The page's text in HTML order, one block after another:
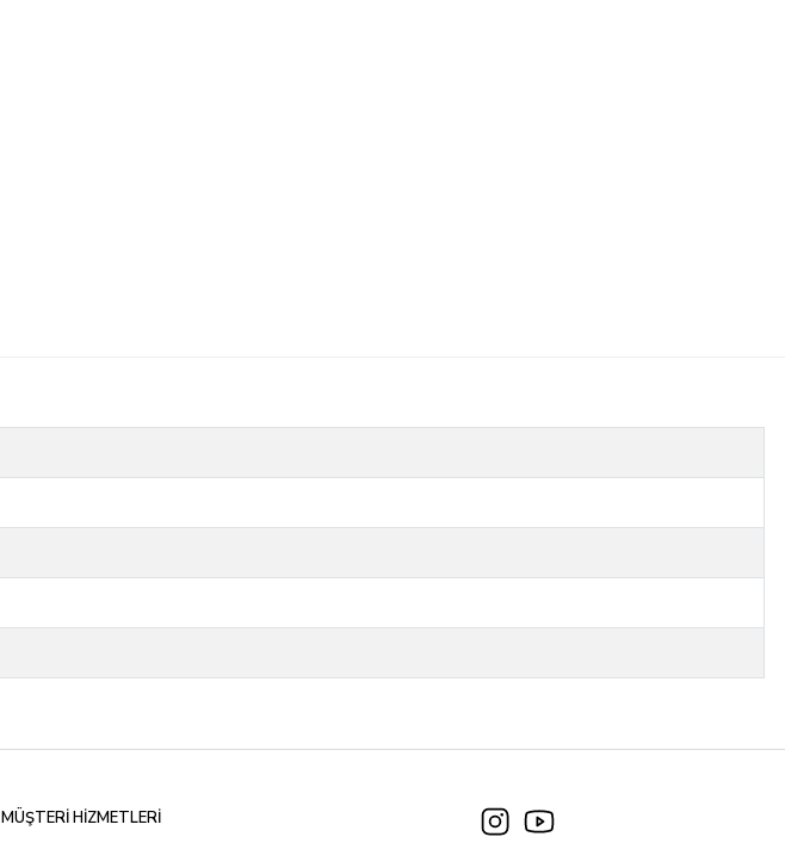
MÜŞTERİ HİZMETLERİ